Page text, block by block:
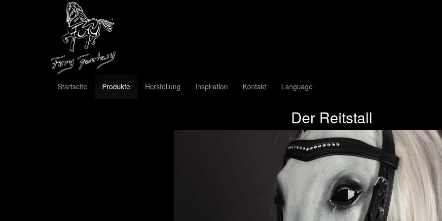
Startseite Produkte Herstellung Inspiration Kontakt Language
Der Reitstall